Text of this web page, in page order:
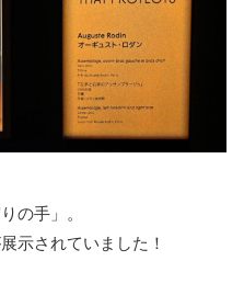
の手」。
示されていました！